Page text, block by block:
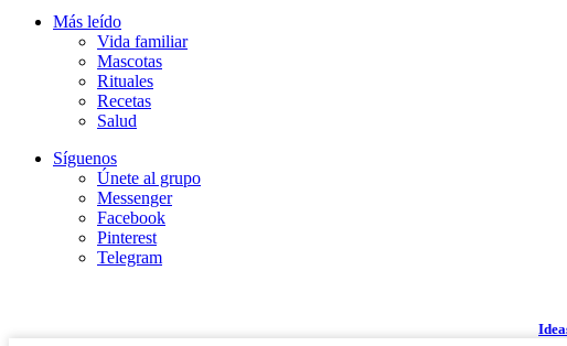
Más leído
Vida familiar
Mascotas
Rituales
Recetas
Salud
Síguenos
Únete al grupo
Messenger
Facebook
Pinterest
Telegram